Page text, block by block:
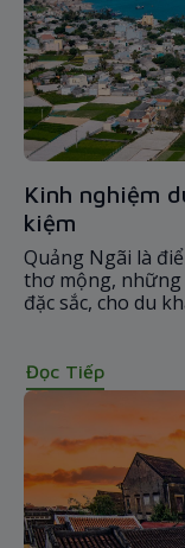
Kinh nghiệm
kiệm
Quảng Ngãi là
thơ mộng, những
đặc sắc, cho du
Đọc Tiếp